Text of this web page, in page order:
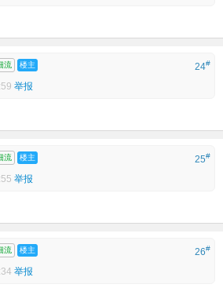
流 楼主 24#
举报
流 楼主 25#
举报
流 楼主 26#
举报